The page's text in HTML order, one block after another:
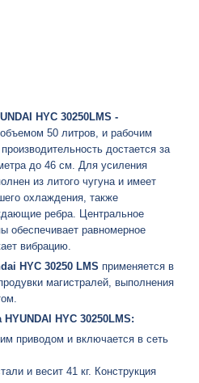
НYC 30250LMS -
50 литров, и рабочим
достается за
до 46 см. Для усиления
из литого чугуна и имеет
охлаждения, также
ребра. Центральное
обеспечивает равномерное
вибрацию.
HYC 30250 LMS применяется в
магистралей, выполнения
НYC 30250LMS:
приводом и включается в сеть
и весит 41 кг. Конструкция